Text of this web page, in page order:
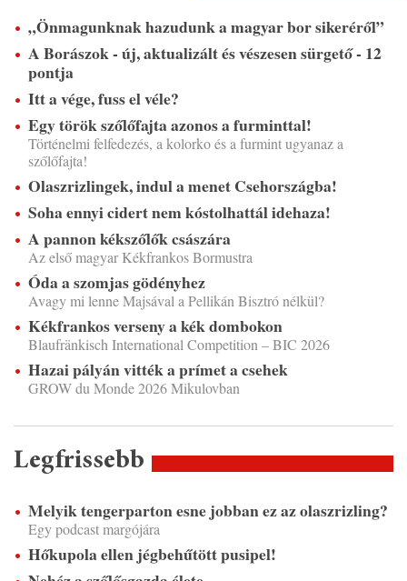
„Önmagunknak hazudunk a magyar bor sikeréről”
A Borászok - új, aktualizált és vészesen sürgető - 12
pontja
Itt a vége, fuss el véle?
Egy török szőlőfajta azonos a furminttal!
Történelmi felfedezés, a kolorko és a furmint ugyanaz a
szőlőfajta!
Olaszrizlingek, indul a menet Csehországba!
Soha ennyi cidert nem kóstolhattál idehaza!
A pannon kékszőlők császára
Az első magyar Kékfrankos Bormustra
Óda a szomjas gödényhez
Avagy mi lenne Majsával a Pellikán Bisztró nélkül?
Kékfrankos verseny a kék dombokon
Blaufränkisch International Competition – BIC 2026
Hazai pályán vitték a prímet a csehek
GROW du Monde 2026 Mikulovban
Legfrissebb
Melyik tengerparton esne jobban ez az olaszrizling?
Egy podcast margójára
Hőkupola ellen jégbehűtött pusipel!